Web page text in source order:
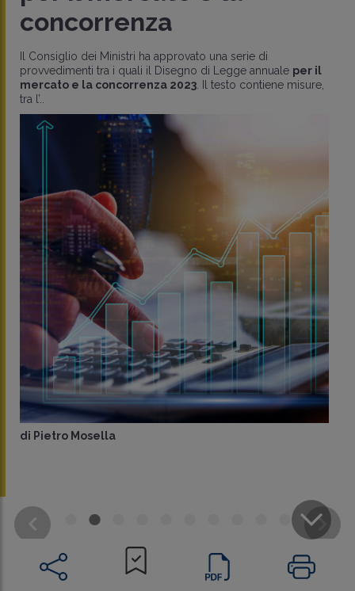
CONDIVIDI
concorrenza
Il Consiglio dei Ministri ha approvato una serie di
provvedimenti tra i quali il Disegno di Legge annuale per il
mercato e la concorrenza 2023 . Il testo contiene misure,
tra l’..
di Pietro Mosella